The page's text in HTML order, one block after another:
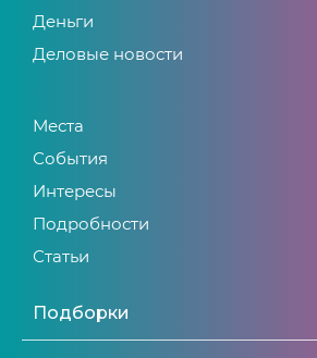
Деньги
Деловые новости
Места
События
Интересы
Подробности
Статьи
Подборки